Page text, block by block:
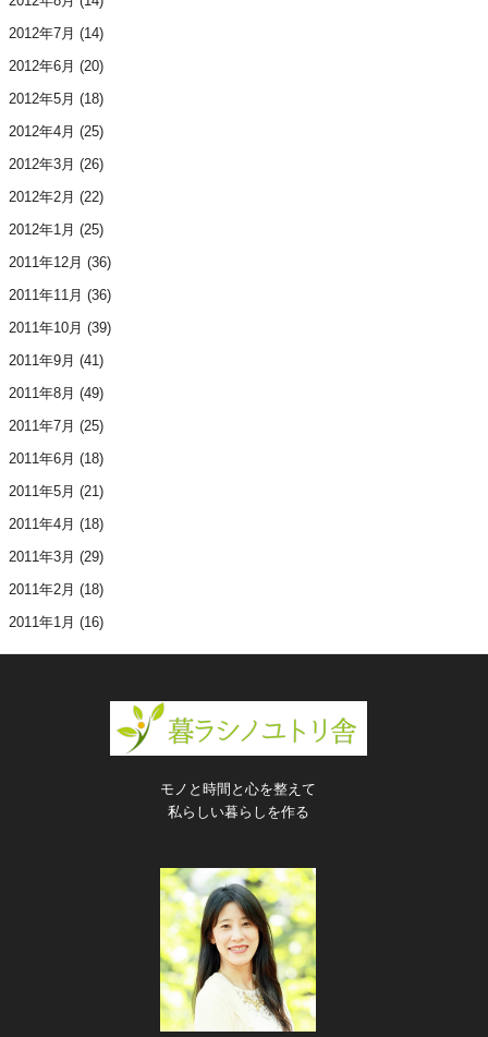
2012年7月 (14)
2012年6月 (20)
2012年5月 (18)
2012年4月 (25)
2012年3月 (26)
2012年2月 (22)
2012年1月 (25)
2011年12月 (36)
2011年11月 (36)
2011年10月 (39)
2011年9月 (41)
2011年8月 (49)
2011年7月 (25)
2011年6月 (18)
2011年5月 (21)
2011年4月 (18)
2011年3月 (29)
2011年2月 (18)
2011年1月 (16)
モノと時間と心を整えて
私らしい暮らしを作る